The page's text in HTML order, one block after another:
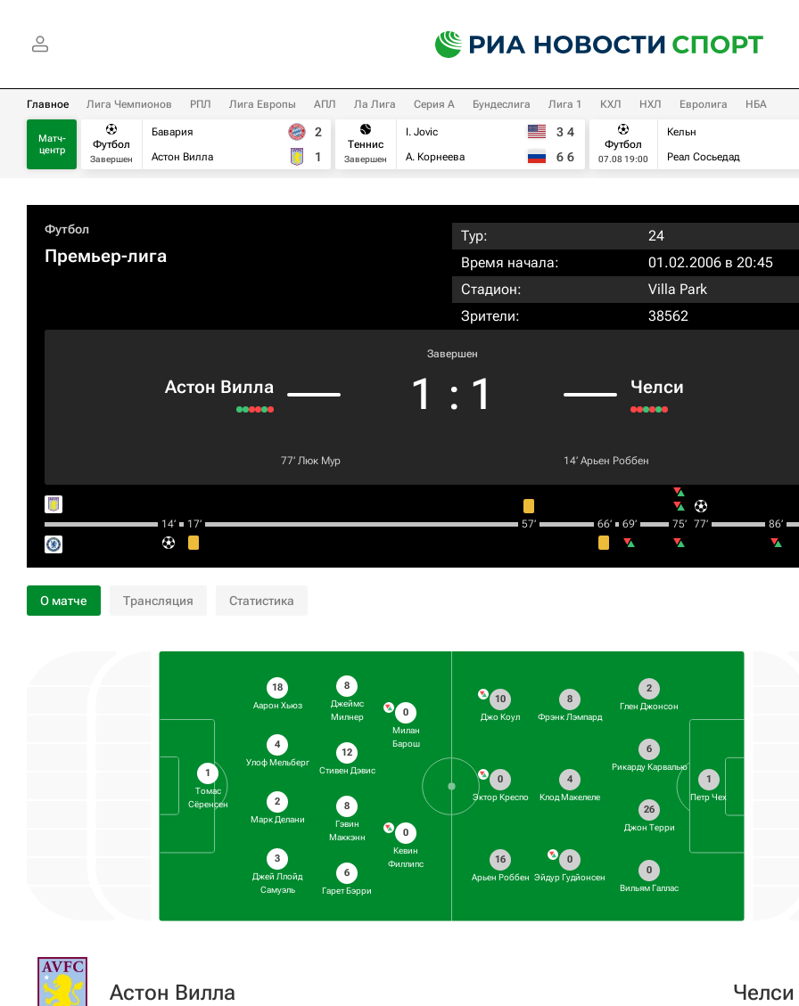
Главное Лига Чемпионов РПЛ Лига Европы АПЛ Ла Лига Серия А Бундеслига Лига 1 КХЛ НХЛ Евролига НБА
Матч-
центр
Футбол
Завершен
Бавария
Астон Вилла
2
1
Теннис
Завершен
I. Jovic
А. Корнеева
3 4
6 6
Футбол
07.08 19:00
Кельн
Реал Сосьедад
Футбол
Премьер-лига
Тур:
24
Время начала:
01.02.2006 в 20:45
Стадион:
Villa Park
Зрители:
38562
Астон Вилла
Завершен
1 : 1 Челси
77‎’‎ Люк Мур 14‎’‎ Арьен Роббен
14‎’‎ 17‎’‎ 57‎’‎ 66‎’‎ 69‎’‎ 75‎’‎ 77‎’‎ 86‎’‎
О матче Трансляция Статистика
1
Томас
Сёренсен
18
Аарон Хьюз
4
Улоф Мельберг
2
Марк Делани
3
Джей Ллойд
Самуэль
8
Джеймс
Милнер
12
Стивен Дэвис
8
Гэвин
Маккэнн
6
Гарет Бэрри
0
Милан
Барош
0
Кевин
Филлипс
1
Петр Чех
2
Глен Джонсон
6
Рикарду Карвалью
26
Джон Терри
0
Вильям Галлас
8
Фрэнк Лэмпард
4
Клод Макелеле
0
Эйдур Гудйонсен
10
Джо Коул
0
Эктор Креспо
16
Арьен Роббен
Астон Вилла Челси